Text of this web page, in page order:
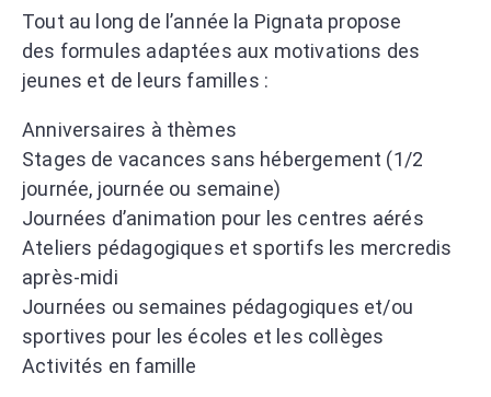
Tout au long de l’année la Pignata propose
des formules adaptées aux motivations des
jeunes et de leurs familles :
Anniversaires à thèmes
Stages de vacances sans hébergement (1/2
journée, journée ou semaine)
Journées d’animation pour les centres aérés
Ateliers pédagogiques et sportifs les mercredis
après-midi
Journées ou semaines pédagogiques et/ou
sportives pour les écoles et les collèges
Activités en famille